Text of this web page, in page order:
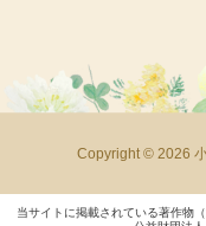
Copyright © 2026
当サイトに掲載されている著作物